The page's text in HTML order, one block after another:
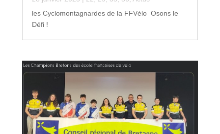
les Cyclomontagnardes de la FFVélo Osons le
Défi !